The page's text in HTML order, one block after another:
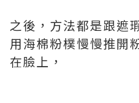
之後，方法都是跟遮
用海棉粉樸慢慢推開
在臉上，